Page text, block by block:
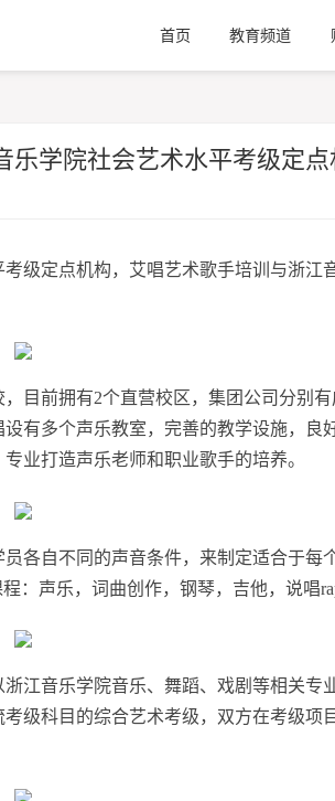
首页 教育频道
乐学院社会艺术水平考级定点
级定点机构，艾唱艺术歌手培训与浙江
目前拥有2个直营校区，集团公司分别
有多个声乐教室，完善的教学设施，良
业打造声乐老师和职业歌手的培养。
各自不同的声音条件，来制定适合于每
：声乐，词曲创作，钢琴，吉他，说唱
江音乐学院音乐、舞蹈、戏剧等相关专
级科目的综合艺术考级，双方在考级项